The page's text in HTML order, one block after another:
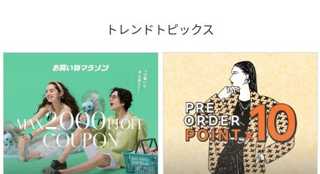
トレンドトピックス